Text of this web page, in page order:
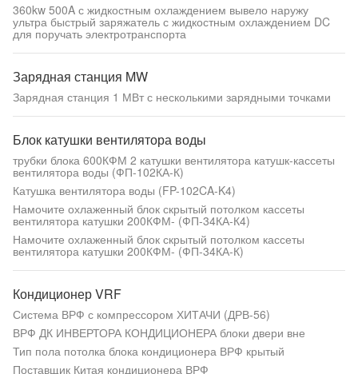
360kw 500A с жидкостным охлаждением вывело наружу
ультра быстрый заряжатель с жидкостным охлаждением DC
для поручать электротранспорта
Зарядная станция MW
Зарядная станция 1 МВт с несколькими зарядными точками
Блок катушки вентилятора воды
трубки блока 600КФМ 2 катушки вентилятора катушк-кассеты
вентилятора воды (ФП-102КА-К)
Катушка вентилятора воды (FP-102CA-K4)
Намочите охлаженный блок скрытый потолком кассеты
вентилятора катушки 200КФМ- (ФП-34КА-К4)
Намочите охлаженный блок скрытый потолком кассеты
вентилятора катушки 200КФМ- (ФП-34КА-К)
Кондиционер VRF
Система ВРФ с компрессором ХИТАЧИ (ДРВ-56)
ВРФ ДК ИНВЕРТОРА КОНДИЦИОНЕРА блоки двери вне
Тип пола потолка блока кондиционера ВРФ крытый
Поставщик Китая кондиционера ВРФ